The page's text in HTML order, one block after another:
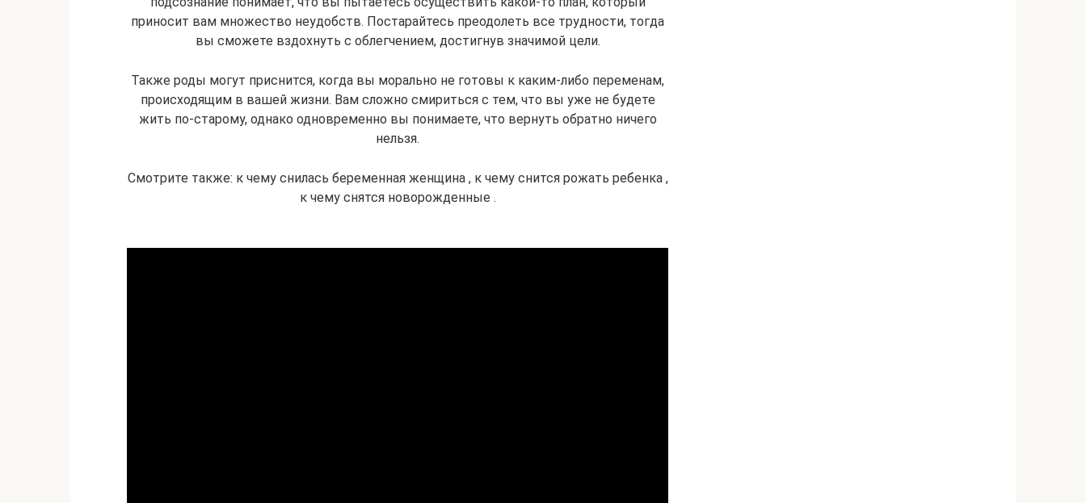
приносит вам множество неудобств. Постарайтесь преодолеть все трудности, тогда
вы сможете вздохнуть с облегчением, достигнув значимой цели.
Также роды могут приснится, когда вы морально не готовы к каким-либо переменам,
происходящим в вашей жизни. Вам сложно смириться с тем, что вы уже не будете
жить по-старому, однако одновременно вы понимаете, что вернуть обратно ничего
нельзя.
Смотрите также: к чему снилась беременная женщина , к чему снится рожать ребенка ,
к чему снятся новорожденные .